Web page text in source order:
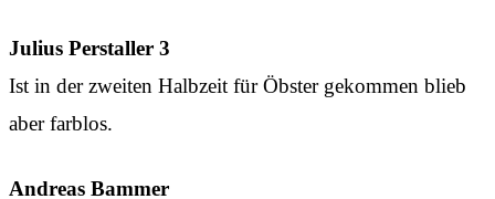
Julius Perstaller 3
Ist in der zweiten Halbzeit für Öbster gekommen blieb
aber farblos.
Andreas Bammer